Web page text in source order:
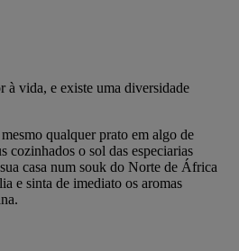
à vida, e existe uma diversidade
qualquer prato em algo de
cozinhados o sol das especiarias
casa num souk do Norte de África
e sinta de imediato os aromas